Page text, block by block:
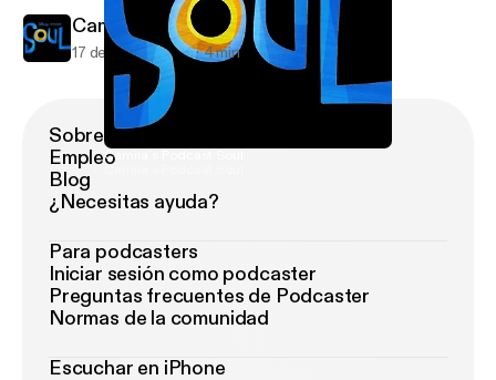
Camila´s Podcast Soul
Camila´s Podcast Soul
17 de nov de 2021 4 min
Sobre Podimo
Empleo
Blog
¿Necesitas ayuda?
Para podcasters
Iniciar sesión como podcaster
Preguntas frecuentes de Podcaster
Normas de la comunidad
Escuchar en iPhone